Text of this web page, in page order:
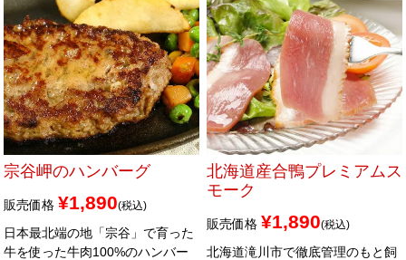
宗谷岬のハンバーグ
販売価格 ¥1,890 税込
日本最北端の地「宗谷」で育った
牛を使った牛肉100%のハンバー
北海道産合鴨プレミアムス
モーク
販売価格 ¥1,890 税込
北海道滝川市で徹底管理のもと飼